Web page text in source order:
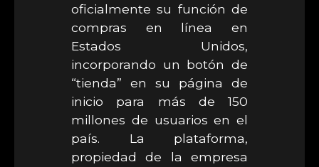
oficialmente su función de
compras en línea en
Estados Unidos,
incorporando un botón de
“tienda” en su página de
inicio para más de 150
millones de usuarios en el
país. La plataforma,
propiedad de la empresa